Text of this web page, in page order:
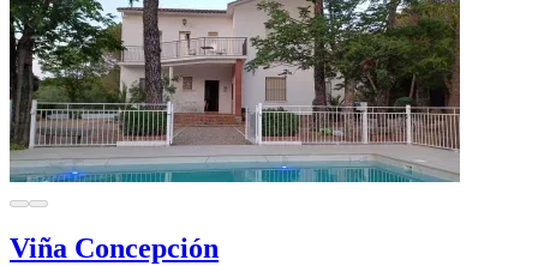
Viña Concepción